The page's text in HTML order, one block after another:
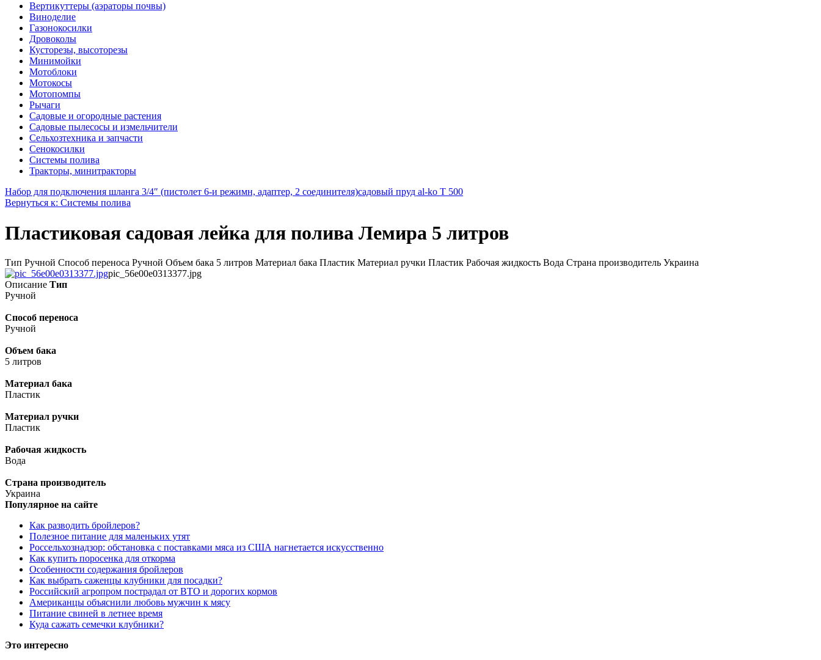
Вертикуттеры (аэраторы почвы)
Виноделие
Газонокосилки
Дровоколы
Кусторезы, высоторезы
Минимойки
Мотоблоки
Мотокосы
Мотопомпы
Рычаги
Садовые и огородные растения
Садовые пылесосы и измельчители
Сельхозтехника и запчасти
Сенокосилки
Системы полива
Тракторы, минитракторы
Набор для подключения шланга 3/4″ (пистолет 6-и режимн, адаптер, 2 соединителя)садовый пруд al-ko T 500
Вернуться к: Системы полива
Пластиковая садовая лейка для полива Лемира 5 литров
Тип Ручной Способ переноса Ручной Объем бака 5 литров Материал бака Пластик Материал ручки Пластик Рабочая жидкость Вода Страна производитель Украина
pic_56e00e0313377.jpg
Описание Тип
Ручной
Способ переноса
Ручной
Объем бака
5 литров
Материал бака
Пластик
Материал ручки
Пластик
Рабочая жидкость
Вода
Страна производитель
Украина
Популярное на сайте
Как разводить бройлеров?
Полезное питание для маленьких утят
Россельхознадзор: обстановка с поставками мяса из США нагнетается искусственно
Как купить поросенка для откорма
Особенности содержания бройлеров
Как выбрать саженцы клубники для посадки?
Российский агропром пострадал от ВТО и дорогих кормов
Американцы объяснили любовь мужчин к мясу
Питание свиней в летнее время
Куда сажать семечки клубники?
Это интересно